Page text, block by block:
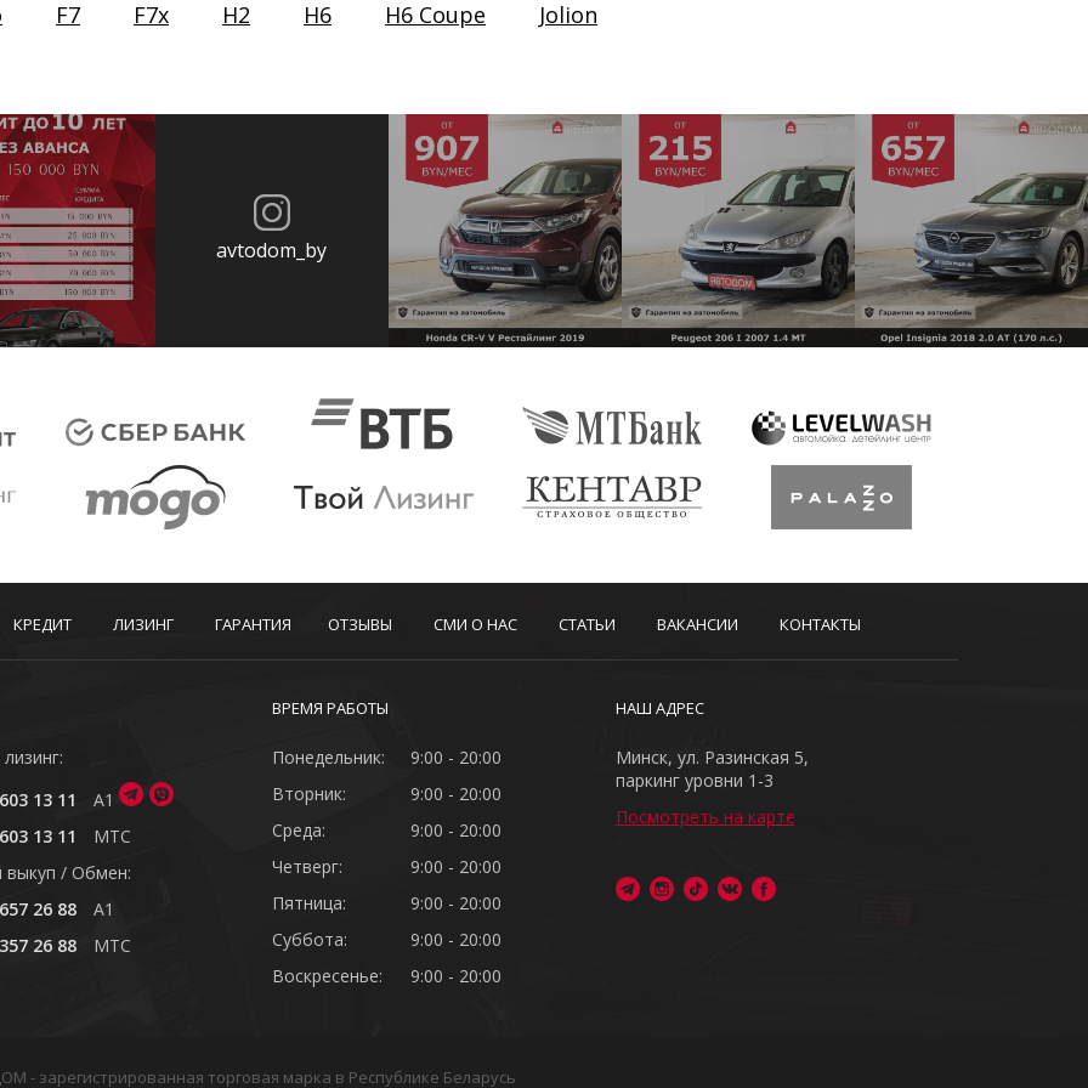
F7 F7x H2 H6 H6 Coupe Jolion
avtodom_by
КРЕДИТ ЛИЗИНГ ГАРАНТИЯ ОТЗЫВЫ СМИ О НАС СТАТЬИ ВАКАНСИИ КОНТАКТЫ
13 11
A1
13 11
MTC
выкуп / Обмен:
26 88
A1
26 88
MTC
ВРЕМЯ РАБОТЫ
Понедельник:
9:00 - 20:00
Вторник:
9:00 - 20:00
Среда:
9:00 - 20:00
Четверг:
9:00 - 20:00
Пятница:
9:00 - 20:00
Суббота:
9:00 - 20:00
Воскресенье:
9:00 - 20:00
НАШ АДРЕС
Минск, ул. Разинская 5,
паркинг уровни 1-3
Посмотреть на карте
- зарегистрированная торговая марка в Республике Беларусь